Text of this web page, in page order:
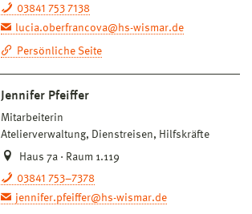
03841 753 7138
lucia.oberfrancova@hs-wismar.de
Persönliche Seite
Jennifer Pfeiffer
Mitarbeiterin
Atelierverwaltung, Dienstreisen, Hilfskräfte
Haus 7a · Raum 1.119
03841 753–7378
jennifer.pfeiffer@hs-wismar.de